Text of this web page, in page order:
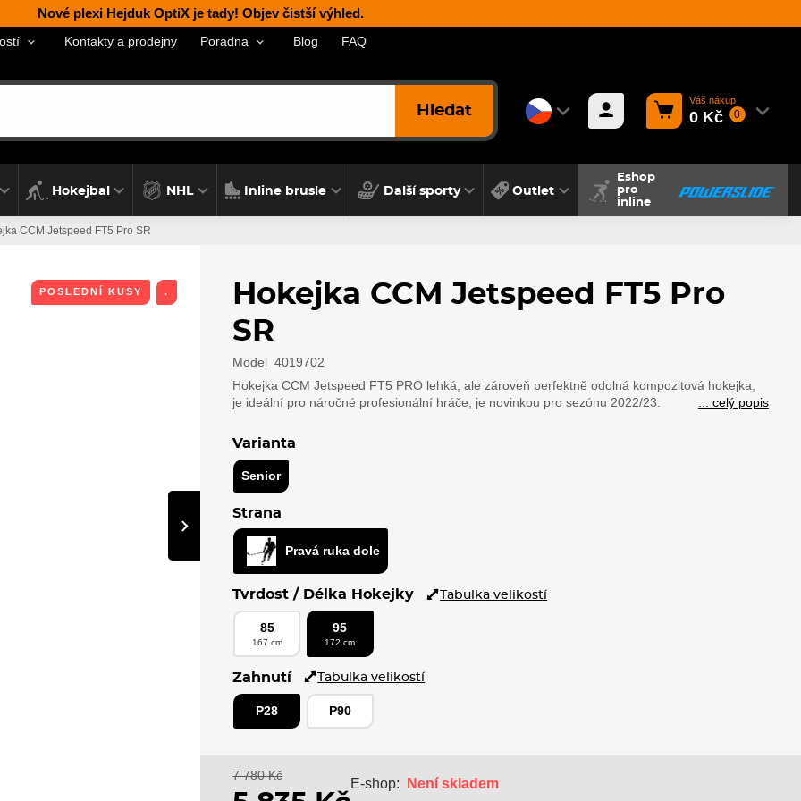
Nové plexi Hejduk OptiX je tady! Objev čistší výhled.
Kontakty a prodejny Poradna Blog FAQ
Hledat
Váš nákup
0 Kč 0
Hokejbal NHL Inline brusle Další sporty Outlet
Eshop
pro
inline
CCM Jetspeed FT5 Pro SR
POSLEDNÍ KUSY .
›
Hokejka CCM Jetspeed FT5 Pro
SR
Model 4019702
Hokejka CCM Jetspeed FT5 PRO lehká, ale zároveň perfektně odolná kompozitová hokejka,
je ideální pro náročné profesionální hráče, je novinkou pro sezónu 2022/23.
... celý popis
Varianta
Senior
Strana
Pravá ruka dole
Tvrdost / Délka Hokejky Tabulka velikostí
85
167 cm
95
172 cm
Zahnutí Tabulka velikostí
P28 P90
7 780 Kč
E-shop: Není skladem